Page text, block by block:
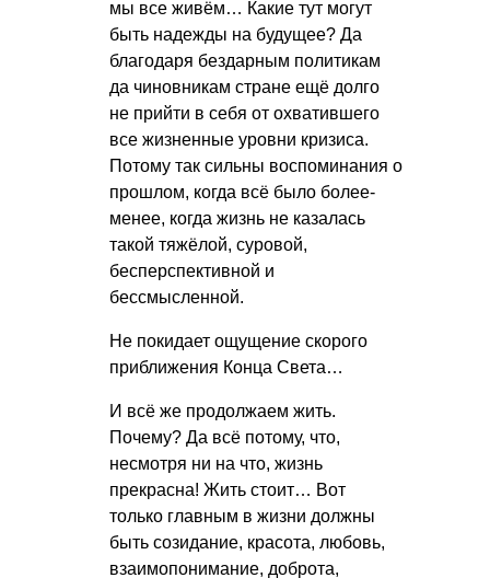
мы все живём… Какие тут могут
быть надежды на будущее? Да
благодаря бездарным политикам
да чиновникам стране ещё долго
не прийти в себя от охватившего
все жизненные уровни кризиса.
Потому так сильны воспоминания о
прошлом, когда всё было более-
менее, когда жизнь не казалась
такой тяжёлой, суровой,
бесперспективной и
бессмысленной.
Не покидает ощущение скорого
приближения Конца Света…
И всё же продолжаем жить.
Почему? Да всё потому, что,
несмотря ни на что, жизнь
прекрасна! Жить стоит… Вот
только главным в жизни должны
быть созидание, красота, любовь,
взаимопонимание, доброта,